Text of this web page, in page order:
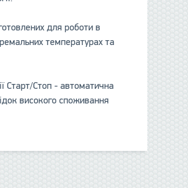
для роботи в
температурах та
Старт/Стоп - автоматична
високого споживання